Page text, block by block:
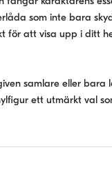
som inte bara
för att visa upp i ditt
samlare eller bara
ett utmärkt val